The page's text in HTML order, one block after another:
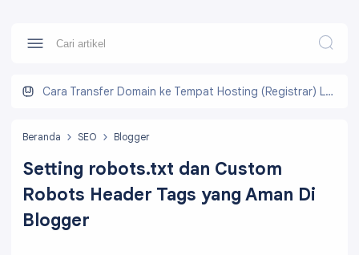
Cara Transfer Domain ke Tempat Hosting (Registrar) Lain
Beranda SEO Blogger
Setting robots.txt dan Custom
Robots Header Tags yang Aman Di
Blogger